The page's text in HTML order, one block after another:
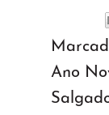
Ano